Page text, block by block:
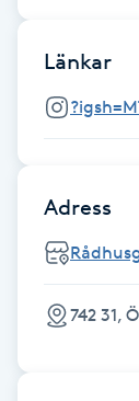
Färgning
Gel naglar
Länkar
Adress
742 31,